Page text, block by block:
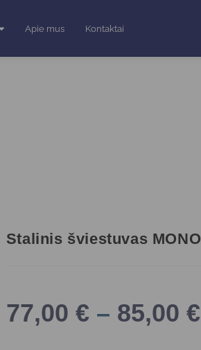
Apie mus Kontaktai
Stalinis šviestuvas MONO
77,00 € – 85,00 €